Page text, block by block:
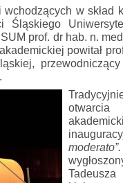
w skład
Śląskiego
prof. dr hab. n.
powitał